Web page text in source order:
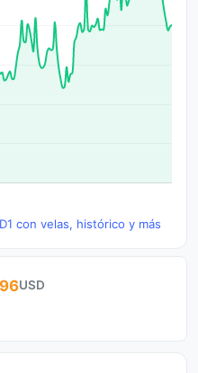
con velas, histórico y más
USD